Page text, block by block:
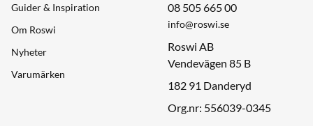
Guider & Inspiration
Om Roswi
Nyheter
Varumärken
08 505 665 00
info@roswi.se
Roswi AB
Vendevägen 85 B
182 91 Danderyd
Org.nr: 556039-0345